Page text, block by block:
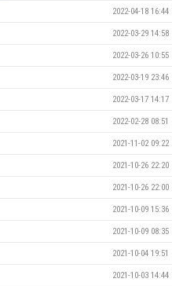
2022-04-18 16:44
2022-03-29 14:58
2022-03-26 10:55
2022-03-19 23:46
2022-03-17 14:17
2022-02-28 08:51
2021-11-02 09:22
2021-10-26 22:20
2021-10-26 22:00
2021-10-09 15:36
2021-10-09 08:35
2021-10-04 19:51
2021-10-03 14:44